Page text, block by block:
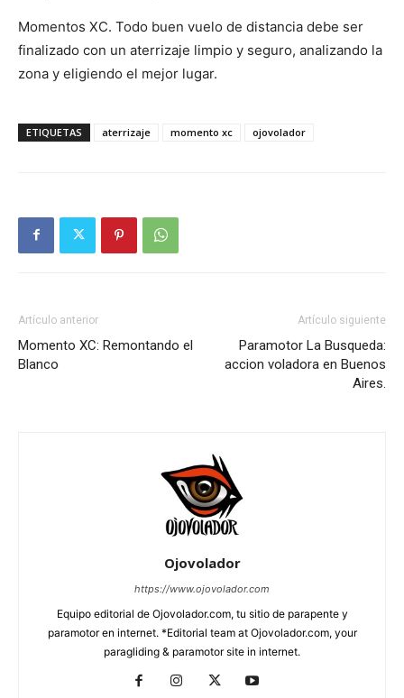
Momentos XC. Todo buen vuelo de distancia debe ser
finalizado con un aterrizaje limpio y seguro, analizando la
zona y eligiendo el mejor lugar.
ETIQUETAS aterrizaje momento xc ojovolador
Artículo anterior
Momento XC: Remontando el
Blanco
Artículo siguiente
Paramotor La Busqueda:
accion voladora en Buenos
Aires.
Ojovolador
https://www.ojovolador.com
Equipo editorial de Ojovolador.com, tu sitio de parapente y
paramotor en internet. *Editorial team at Ojovolador.com, your
paragliding & paramotor site in internet.